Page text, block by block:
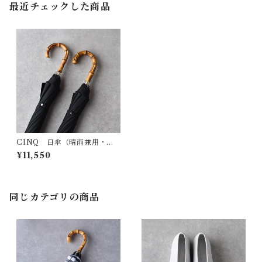
最近チェックした商品
CINQ 日傘（晴雨兼用・長
傘・ﾌﾞﾗｯｸ）
¥11,550
同じカテゴリの商品